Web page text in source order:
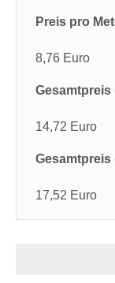
Preis pro
8,76 Euro
Gesamtpreis
14,72 Euro
Gesamtpreis
17,52 Euro